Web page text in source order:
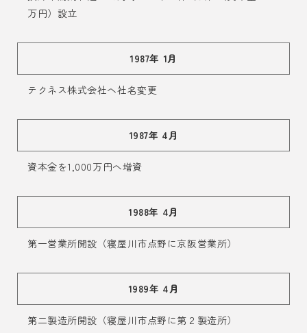
万円）設立
1987年 1月
テクネス株式会社へ社名変更
1987年 4月
資本金を1,000万円へ増資
1988年 4月
第一営業所開設（寝屋川市点野に京阪営業所）
1989年 4月
第二製造所開設（寝屋川市点野に第２製造所）